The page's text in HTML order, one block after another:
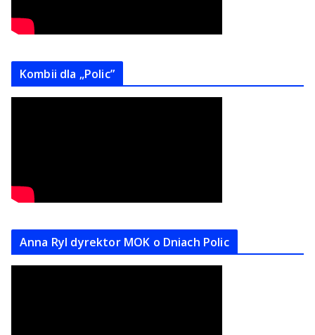
Kombii dla „Polic”
Anna Ryl dyrektor MOK o Dniach Polic